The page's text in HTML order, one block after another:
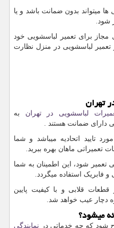
ها میتواند بدون ضمانت باشد و یا
شود.
مجاز برای تعمیر لباسشویی خود
تعمیر لباسشویی در منزل نظارت
تهران
لباسشویی در تهران به
دارای ضمانت هستند .
تایید اتحادیه میباشد و شما
تعمیراتی ماهان بهره ببرید.
تعمیر شود، این اطمینان به شما
فابریک استفاده میگردد.
قلابی و با کیفیت پایین
دچار عیب خواهد شد.
میشود؟
شود که چه خدماتی در نمایندگی